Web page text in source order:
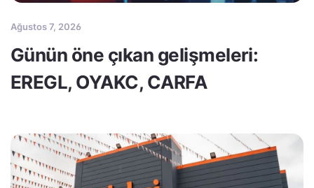
Ağustos 7, 2026
Günün öne çıkan gelişmeleri:
EREGL, OYAKC, CARFA